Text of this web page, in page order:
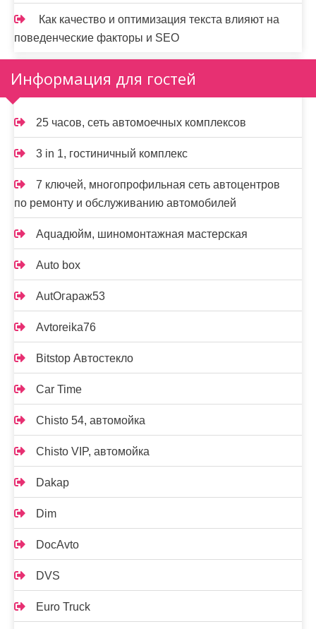
Как качество и оптимизация текста влияют на
поведенческие факторы и SEO
Информация для гостей
25 часов, сеть автомоечных комплексов
3 in 1, гостиничный комплекс
7 ключей, многопрофильная сеть автоцентров
по ремонту и обслуживанию автомобилей
Aquaдюйм, шиномонтажная мастерская
Auto box
AutOгараж53
Avtoreika76
Bitstop Автостекло
Car Time
Chisto 54, автомойка
Chisto VIP, автомойка
Dakap
Dim
DocAvto
DVS
Euro Truck